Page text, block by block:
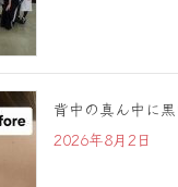
背中の真ん中に黒
2026年8月2日